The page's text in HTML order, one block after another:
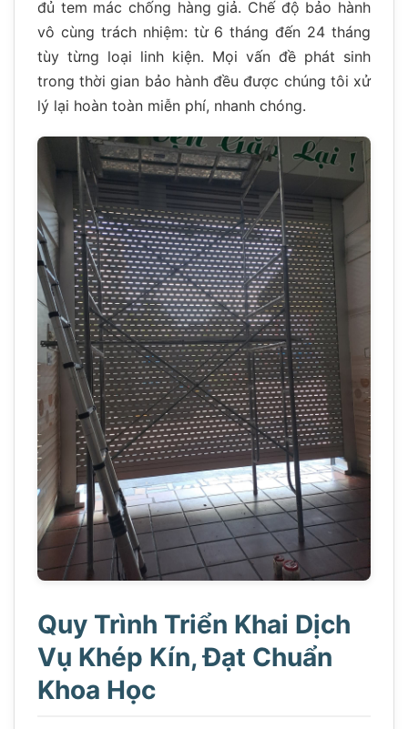
đủ tem mác chống hàng giả. Chế độ bảo hành
vô cùng trách nhiệm: từ 6 tháng đến 24 tháng
tùy từng loại linh kiện. Mọi vấn đề phát sinh
trong thời gian bảo hành đều được chúng tôi xử
lý lại hoàn toàn miễn phí, nhanh chóng.
Quy Trình Triển Khai Dịch
Vụ Khép Kín, Đạt Chuẩn
Khoa Học